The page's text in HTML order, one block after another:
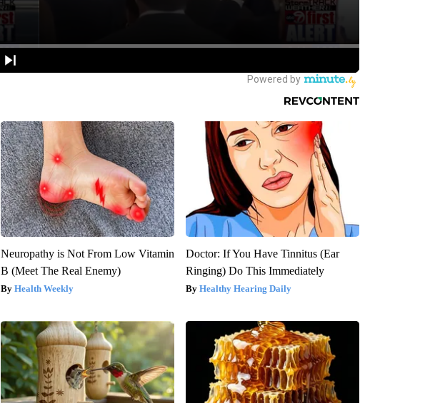
Neuropathy is Not From Low Vitamin
B (Meet The Real Enemy)
Health Weekly
Doctor: If You Have Tinnitus (Ear
Ringing) Do This Immediately
Healthy Hearing Daily